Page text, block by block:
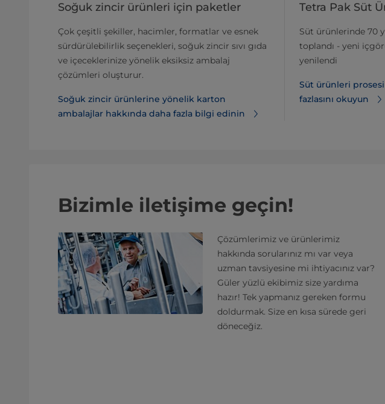
Soğuk zincir ürünleri için paketler
Çok çeşitli şekiller, hacimler, formatlar ve esnek
sürdürülebilirlik seçenekleri, soğuk zincir sıvı gıda
ve içeceklerinize yönelik eksiksiz ambalaj
çözümleri oluşturur.
Soğuk zincir ürünlerine yönelik karton
ambalajlar hakkında daha fazla bilgi edinin
Tetra Pak Süt
Süt ürünlerinde 70
toplandı - yeni
yenilendi
Süt ürünleri
fazlasını okuyun
Bizimle iletişime geçin!
Çözümlerimiz ve ürünlerimiz
hakkında sorularınız mı var veya
uzman tavsiyesine mi ihtiyacınız var?
Güler yüzlü ekibimiz size yardıma
hazır! Tek yapmanız gereken formu
doldurmak. Size en kısa sürede geri
döneceğiz.